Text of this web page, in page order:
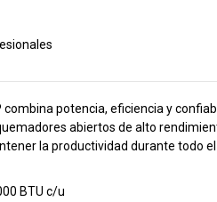
combina potencia, eficiencia y
abiertos de alto
la productividad durante todo
BTU c/u